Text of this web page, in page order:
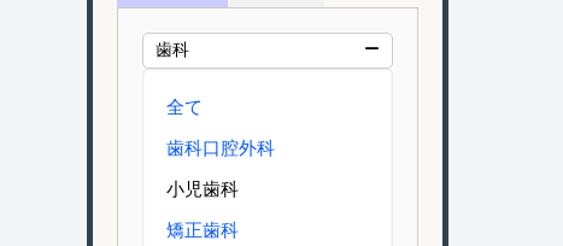
歯科
全て
歯科口腔外科
小児歯科
矯正歯科